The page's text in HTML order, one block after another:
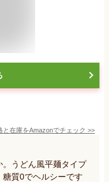
と在庫をAmazonでチェック >>
。うどん風平麺タイプ
質0でヘルシーです